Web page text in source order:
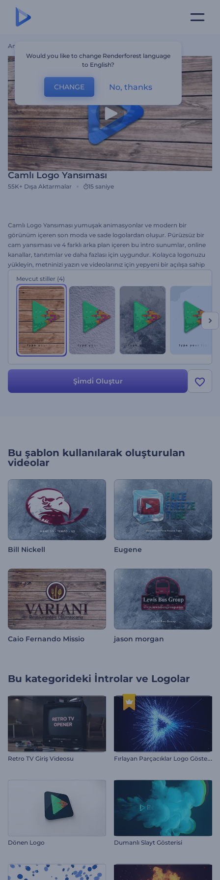
Ana Sayfa
Camlı Logo Yansıması
55K+ Dışa Aktarmalar 15 saniye
Camlı Logo Yansıması yumuşak animasyonlar ve modern bir
görünüm içeren son moda ve sade logolardan oluşur. Pürüzsüz bir
cam yansıması ve 4 farklı arka plan içeren bu intro sunumlar, online
kanallar, tanıtımlar ve daha fazlası için uygundur. Kolayca logonuzu
yükleyin, metninizi yazın ve videolarınız için yepyeni bir açılışa sahip
ücretsiz deneyin!
Mevcut stiller (4)
Şi̇mdi̇ Oluştur
Bu şablon kullanılarak oluşturulan
videolar
Bill Nickell Eugene
Caio Fernando Missio jason morgan
Bu kategorideki İntrolar ve Logolar
Retro TV Giriş Videosu F
ırlayan Parçacıklar Logo Gösterimi
Dönen Logo Dumanlı Slayt Gösterisi
Would you like to change Renderforest language
to English?
CHANGE No, thanks